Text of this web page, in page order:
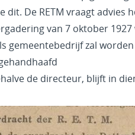
dit. De RETM vraagt
van 7 oktober
gemeentebedrijf zal
de directeur, blijft in